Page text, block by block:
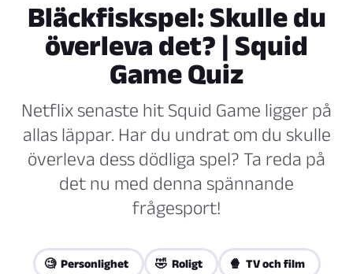
Bläckfiskspel: Skulle du
överleva det? | Squid
Game Quiz
Netflix senaste hit Squid Game ligger på
allas läppar. Har du undrat om du skulle
överleva dess dödliga spel? Ta reda på
det nu med denna spännande
frågesport!
🧐 Personlighet 🤣 Roligt 🍿 TV och film